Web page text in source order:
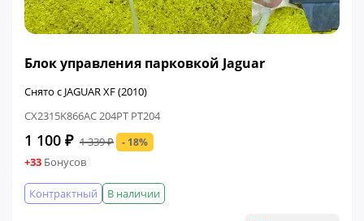
Блок управления парковкой Jaguar
Снято с JAGUAR XF (2010)
CX2315K866AC 204PT PT204
1 100 ₽ 1 339 ₽ - 18%
+33 Бонусов
В наличии
Контрактный